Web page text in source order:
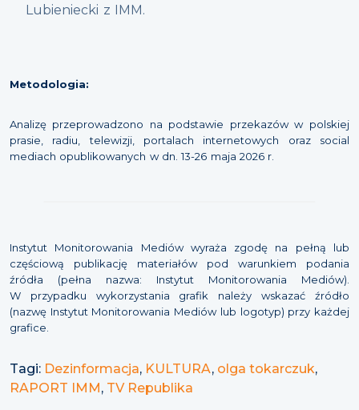
Lubieniecki z IMM.
Metodologia:
Analizę przeprowadzono na podstawie przekazów w polskiej
prasie, radiu, telewizji, portalach internetowych oraz social
mediach opublikowanych w dn. 13-26 maja 2026 r.
Instytut Monitorowania Mediów wyraża zgodę na pełną lub
częściową publikację materiałów pod warunkiem podania
źródła (pełna nazwa: Instytut Monitorowania Mediów).
W przypadku wykorzystania grafik należy wskazać źródło
(nazwę Instytut Monitorowania Mediów lub logotyp) przy każdej
grafice.
Tagi: Dezinformacja, KULTURA, olga tokarczuk,
RAPORT IMM, TV Republika